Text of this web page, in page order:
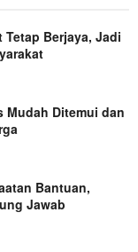
Berjaya, Jadi
Mudah Ditemui dan
Bantuan,
Jawab